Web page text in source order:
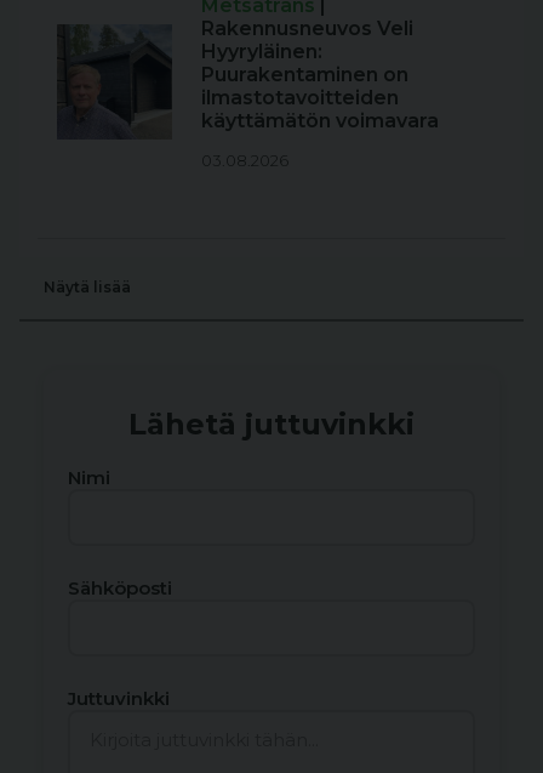
Metsätrans
Rakennusneuvos Veli
Hyyryläinen:
Puurakentaminen on
ilmastotavoitteiden
käyttämätön voimavara
03.08.2026
Näytä lisää
Lähetä juttuvinkki
Nimi
Sähköposti
Juttuvinkki